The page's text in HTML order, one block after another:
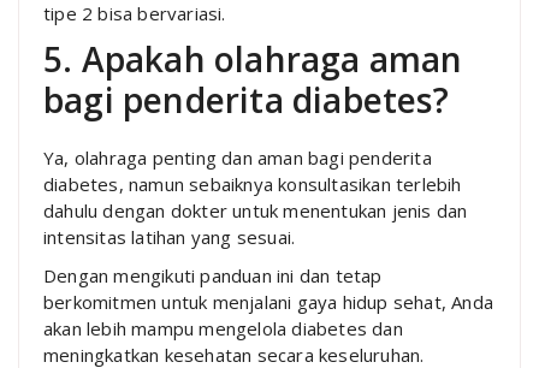
tipe 2 bisa bervariasi.
5. Apakah olahraga aman
bagi penderita diabetes?
Ya, olahraga penting dan aman bagi penderita
diabetes, namun sebaiknya konsultasikan terlebih
dahulu dengan dokter untuk menentukan jenis dan
intensitas latihan yang sesuai.
Dengan mengikuti panduan ini dan tetap
berkomitmen untuk menjalani gaya hidup sehat, Anda
akan lebih mampu mengelola diabetes dan
meningkatkan kesehatan secara keseluruhan.